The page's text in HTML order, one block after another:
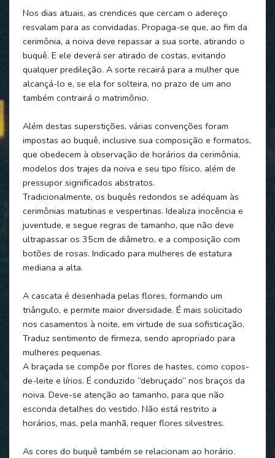
Nos dias atuais, as crendices que cercam o adereço
resvalam para as convidadas. Propaga-se que, ao fim da
cerimônia, a noiva deve repassar a sua sorte, atirando o
buquê. E ele deverá ser atirado de costas, evitando
qualquer predileção. A sorte recairá para a mulher que
alcançá-lo e, se ela for solteira, no prazo de um ano
também contrairá o matrimônio.
Além destas superstições, várias convenções foram
impostas ao buquê, inclusive sua composição e formatos,
que obedecem à observação de horários da cerimônia,
modelos dos trajes da noiva e seu tipo físico, além de
pressupor significados abstratos.
Tradicionalmente, os buquês redondos se adéquam às
cerimônias matutinas e vespertinas. Idealiza inocência e
juventude, e segue regras de tamanho, que não deve
ultrapassar os 35cm de diâmetro, e a composição com
botões de rosas. Indicado para mulheres de estatura
mediana a alta.
A cascata é desenhada pelas flores, formando um
triângulo, e permite maior diversidade. É mais solicitado
nos casamentos à noite, em virtude de sua sofisticação.
Traduz sentimento de firmeza, sendo apropriado para
mulheres pequenas.
A braçada se compõe por flores de hastes, como copos-
de-leite e lírios. É conduzido “debruçado” nos braços da
noiva. Deve-se atenção ao tamanho, para que não
esconda detalhes do vestido. Não está restrito a
horários, mas, pela manhã, requer flores silvestres.
As cores do buquê também se relacionam ao horário.